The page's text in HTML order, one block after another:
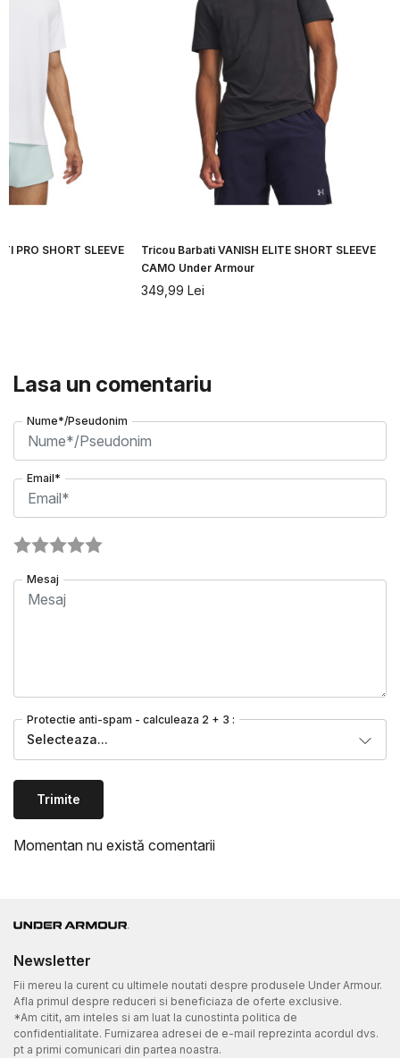
PRO SHORT SLEEVE
Tricou Barbati VANISH ELITE SHORT SLEEVE
CAMO Under Armour
349,99 Lei
Lasa un comentariu
Nume*/Pseudonim
Email*
Mesaj
Protectie anti-spam - calculeaza 2 + 3 :
Selecteaza...
Trimite
Momentan nu există comentarii
Newsletter
Fii mereu la curent cu ultimele noutati despre produsele Under Armour.
Afla primul despre reduceri si beneficiaza de oferte exclusive.
*Am citit, am inteles si am luat la cunostinta politica de
confidentialitate. Furnizarea adresei de e-mail reprezinta acordul dvs.
pt a primi comunicari din partea noastra.